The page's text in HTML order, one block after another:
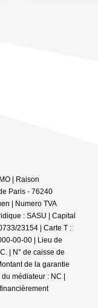
| Raison
Paris - 76240
| Numero TVA
: SASU | Capital
23154 | Carte T :
00-00 | Lieu de
| N° de caisse de
de la garantie
médiateur : NC |